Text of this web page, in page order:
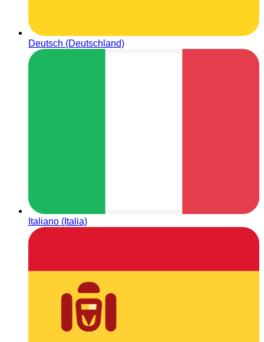
Deutsch (Deutschland)
Italiano (Italia)